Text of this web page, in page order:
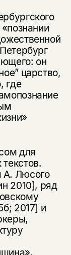
он
царство,
где
для
А. Люсого
2010], ряд
2017] и